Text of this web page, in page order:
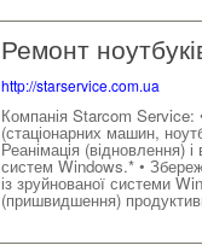
Ремонт
http://starservice.com.ua
Компанія Starcom Service:
(стаціонарних машин,
Реанімація (відновлення)
систем Windows.* •
із зруйнованої системи
(пришвидшення)